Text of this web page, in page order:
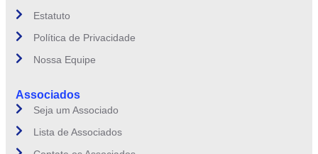
Estatuto
Política de Privacidade
Nossa Equipe
Associados
Seja um Associado
Lista de Associados